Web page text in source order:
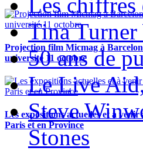
Projection film Micmag à
université 11 octobre
Les expositions actuelles et à venir
Paris et en Province
Tina
50 ans de
Le Live
Steve
Stones